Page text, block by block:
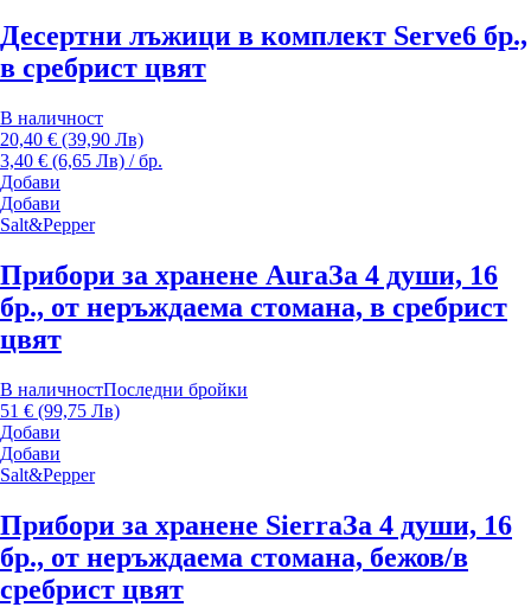
Десертни лъжици в комплект Serve6 бр.,
в сребрист цвят
В наличност
20,40 € (39,90 Лв)
3,40 € (6,65 Лв) / бр.
Добави
Добави
Salt&Pepper
Прибори за хранене AuraЗа 4 души, 16
бр., от неръждаема стомана, в сребрист
цвят
В наличностПоследни бройки
51 € (99,75 Лв)
Добави
Добави
Salt&Pepper
Прибори за хранене SierraЗа 4 души, 16
бр., от неръждаема стомана, бежов/в
сребрист цвят